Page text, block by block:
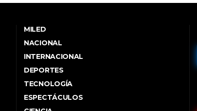
MILED
NACIONAL
INTERNACIONAL
DEPORTES
TECNOLOGÍA
ESPECTÁCULOS